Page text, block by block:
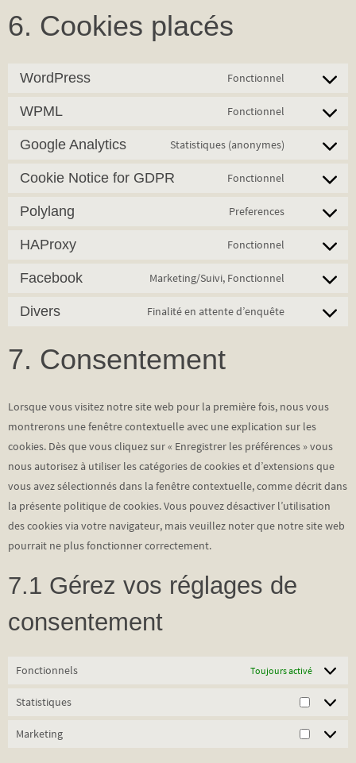
6. Cookies placés
WordPress Fonctionnel
Consent
wordpress
WPML Fonctionnel
Consent
Google Analytics Statistiques (anonymes)
Consent
google-
Cookie Notice for GDPR Fonctionnel
Consent
cookie-
Polylang Preferences
Consent
polylang
HAProxy Fonctionnel
Consent
haproxy
Facebook Marketing/Suivi, Fonctionnel
Consent
Divers Finalité en attente d’enquête
Consent
7. Consentement
Lorsque vous visitez notre site web pour la première fois, nous vous
montrerons une fenêtre contextuelle avec une explication sur les
cookies. Dès que vous cliquez sur « Enregistrer les préférences » vous
nous autorisez à utiliser les catégories de cookies et d’extensions que
vous avez sélectionnés dans la fenêtre contextuelle, comme décrit dans
la présente politique de cookies. Vous pouvez désactiver l’utilisation
des cookies via votre navigateur, mais veuillez noter que notre site web
pourrait ne plus fonctionner correctement.
7.1 Gérez vos réglages de
consentement
Fonctionnels Toujours activé
Statistiques
Marketing